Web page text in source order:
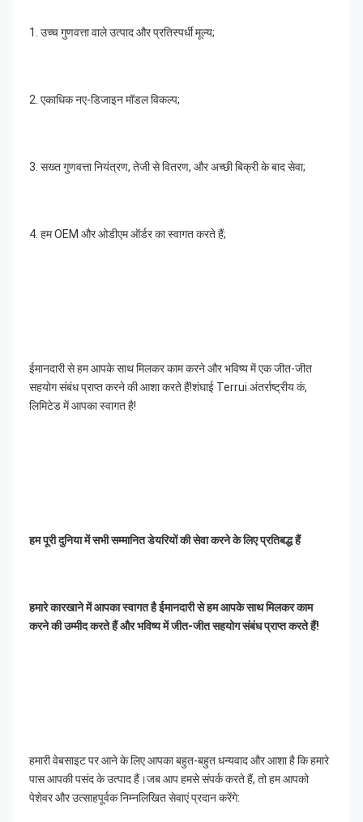
1. उच्च गुणवत्ता वाले उत्पाद और प्रतिस्पर्धी मूल्य;
2. एकाधिक नए-डिजाइन मॉडल विकल्प;
3. सख्त गुणवत्ता नियंत्रण, तेजी से वितरण, और अच्छी बिक्री के बाद सेवा;
4. हम OEM और ओडीएम ऑर्डर का स्वागत करते हैं;
ईमानदारी से हम आपके साथ मिलकर काम करने और भविष्य में एक जीत-जीत
सहयोग संबंध प्राप्त करने की आशा करते हैं!शंघाई Terrui अंतर्राष्ट्रीय कं,
लिमिटेड में आपका स्वागत है!
हम पूरी दुनिया में सभी सम्मानित डेयरियों की सेवा करने के लिए प्रतिबद्ध हैं
हमारे कारखाने में आपका स्वागत है ईमानदारी से हम आपके साथ मिलकर काम
करने की उम्मीद करते हैं और भविष्य में जीत-जीत सहयोग संबंध प्राप्त करते हैं!
हमारी वेबसाइट पर आने के लिए आपका बहुत-बहुत धन्यवाद और आशा है कि हमारे
पास आपकी पसंद के उत्पाद हैं।जब आप हमसे संपर्क करते हैं, तो हम आपको
पेशेवर और उत्साहपूर्वक निम्नलिखित सेवाएं प्रदान करेंगे: